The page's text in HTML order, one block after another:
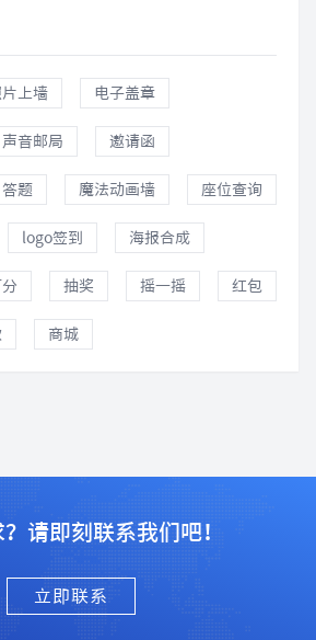
片上墙 电子盖章
声音邮局 邀请函
答题 魔法动画墙 座位查询
logo签到 海报合成
抽奖 摇一摇 红包
商城
请即刻联系我们吧！
立即联系